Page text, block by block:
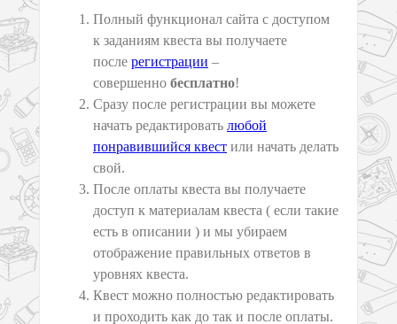
Полный функционал сайта с доступом
к заданиям квеста вы получаете
после регистрации –
совершенно бесплатно!
Сразу после регистрации вы можете
начать редактировать любой
понравившийся квест или начать делать
свой.
После оплаты квеста вы получаете
доступ к материалам квеста ( если такие
есть в описании ) и мы убираем
отображение правильных ответов в
уровнях квеста.
Квест можно полностью редактировать
и проходить как до так и после оплаты.